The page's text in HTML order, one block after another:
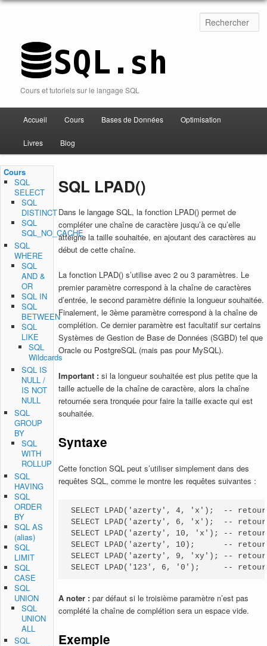
Cours et tutoriels sur le langage SQL
Aller au contenu
Accueil Cours Bases de Données Optimisation
Livres Blog
SQL LPAD()
Dans le langage SQL, la fonction LPAD() permet de
compléter une chaîne de caractère jusqu’à ce qu’elle
atteigne la taille souhaitée, en ajoutant des caractères au
début de cette chaîne.
La fonction LPAD() s’utilise avec 2 ou 3 paramètres. Le
premier paramètre correspond à la chaîne de caractères
d’entrée, le second paramètre définie la longueur souhaitée.
Finalement, le 3ème paramètre correspond à la chaîne de
complétion. Ce dernier paramètre est facultatif sur certains
Systèmes de Gestion de Base de Données (SGBD) tel que
Oracle ou PostgreSQL (mais pas pour MySQL).
Important :si la longueur souhaitée est plus petite que la
taille actuelle de la chaîne de caractère, alors la chaîne
retournée sera tronquée pour faire la taille exacte qui est
souhaitée.
Syntaxe
Cette fonction SQL peut s’utiliser simplement dans des
requêtes SQL, comme le montre les requêtes suivantes :
SELECT LPAD('azerty', 4, 'x');  --
SELECT LPAD('azerty', 6, 'x');  --
SELECT LPAD('azerty', 10, 'x'); --
SELECT LPAD('azerty', 10);      --
SELECT LPAD('azerty', 9, 'xy'); --
SELECT LPAD('123', 6, '0');     --
A noter :par défaut si le troisième paramètre n’est pas
complété la chaîne de complétion sera un espace vide.
Exemple
Cours
SQL
SELECT
SQL
DISTINCT
SQL
SQL_NO_CACHE
SQL
WHERE
SQL
AND &
OR
SQL IN
SQL
BETWEEN
SQL
LIKE
SQL
Wildcards
SQL IS
NULL /
IS NOT
NULL
SQL
GROUP
BY
SQL
WITH
ROLLUP
SQL
HAVING
SQL
ORDER
BY
SQL AS
(alias)
SQL
LIMIT
SQL
CASE
SQL
UNION
SQL
UNION
ALL
SQL